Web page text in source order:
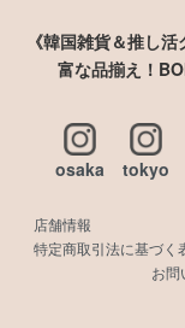
《韓国雑貨＆推し
富な品揃え！
osaka tokyo
店舗情報
特定商取引法に基づく
お問